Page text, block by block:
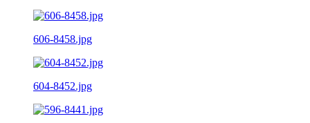
606-8458.jpg
604-8452.jpg